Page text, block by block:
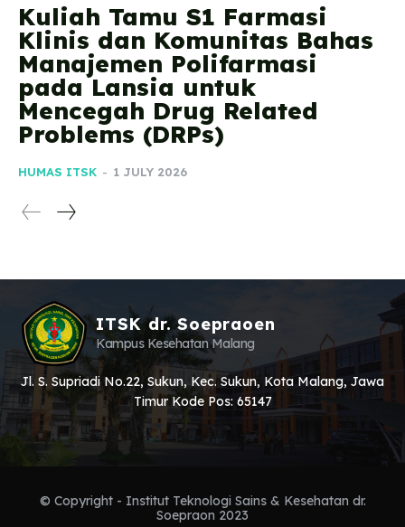
Kuliah Tamu S1 Farmasi
Klinis dan Komunitas Bahas
Manajemen Polifarmasi
pada Lansia untuk
Mencegah Drug Related
Problems (DRPs)
HUMAS ITSK - 1 JULY 2026
ITSK dr. Soepraoen
Kampus Kesehatan Malang
Jl. S. Supriadi No.22, Sukun, Kec. Sukun, Kota Malang, Jawa
Timur Kode Pos: 65147
© Copyright - Institut Teknologi Sains & Kesehatan dr.
Soepraon 2023